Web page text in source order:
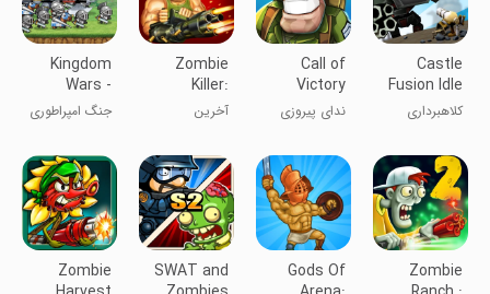
Castle
Fusion Idle
Clicker
کلاهبرداری
Call of
Victory
ندای پیروزی
Zombie
Killer:
Zombie
Games
آخرین
آخرین سنگر
Kingdom
Wars -
Tower
Defense
جنگ امپراطوری
Zombie
Gods Of
SWAT and
Zombie